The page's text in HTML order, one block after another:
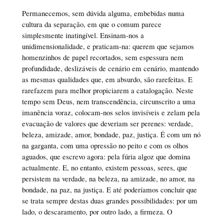
Permanecemos, sem dúvida alguma, embebidas numa
cultura da separação, em que o comum parece
simplesmente inatingível. Ensinam-nos a
unidimensionalidade, e praticam-na: querem que sejamos
homenzinhos de papel recortados, sem espessura nem
profundidade, deslizáveis de cenário em cenário, mantendo
as mesmas qualidades que, em absurdo, são rarefeitas. E
rarefazem para melhor propiciarem a catalogação. Neste
tempo sem Deus, nem transcendência, circunscrito a uma
imanência voraz, colocam-nos selos invisíveis e zelam pela
evacuação de valores que deveriam ser perenes: verdade,
beleza, amizade, amor, bondade, paz, justiça. É com um nó
na garganta, com uma opressão no peito e com os olhos
aguados, que escrevo agora: pela fúria algoz que domina
actualmente. E, no entanto, existem pessoas, seres, que
persistem na verdade, na beleza, na amizade, no amor, na
bondade, na paz, na justiça. E até poderíamos concluir que
se trata sempre destas duas grandes possibilidades: por um
lado, o descaramento, por outro lado, a firmeza. O